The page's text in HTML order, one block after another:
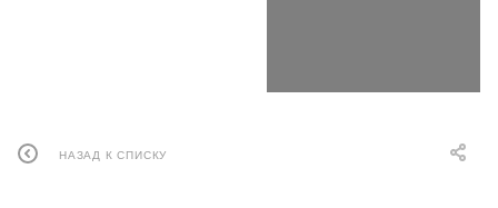
НАЗАД К СПИСКУ